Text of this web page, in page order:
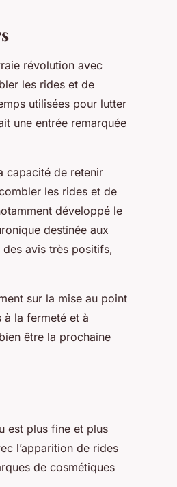
révolution avec
les rides et de
utilisées pour lutter
une entrée remarquée
capacité de retenir
les rides et de
développé le
destinée aux
avis très positifs,
sur la mise au point
à la fermeté et à
être la prochaine
est plus fine et plus
l’apparition de rides
de cosmétiques